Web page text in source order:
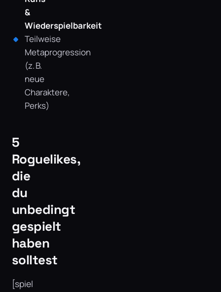
&
Wiederspielbarkeit
Teilweise
Metaprogression
(z. B.
neue
Charaktere,
Perks)
5
Roguelikes,
die
du
unbedingt
gespielt
haben
solltest
[spiel